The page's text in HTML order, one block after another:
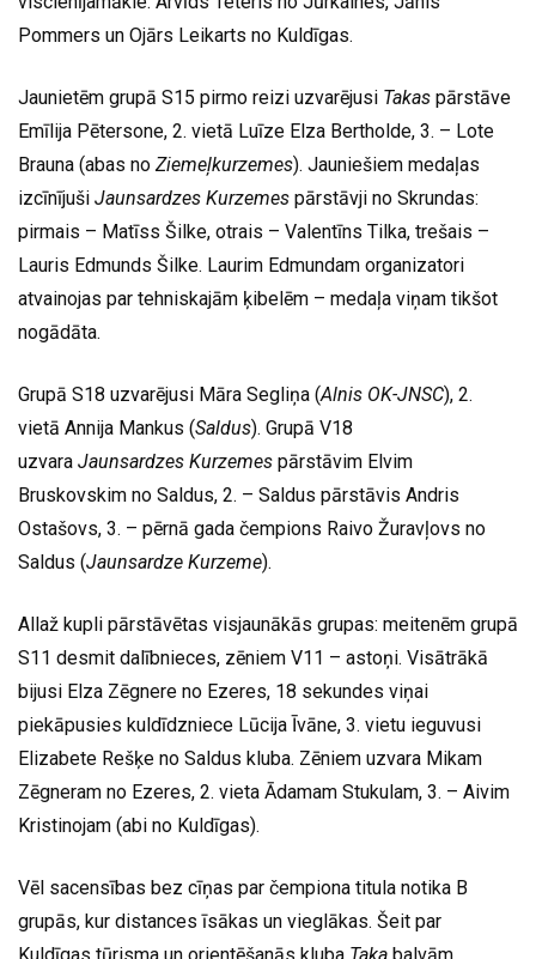
Pommers un Ojārs Leikarts no Kuldīgas.
Jaunietēm grupā S15 pirmo reizi uzvarējusi Takas pārstāve
Emīlija Pētersone, 2. vietā Luīze Elza Bertholde, 3. – Lote
Brauna (abas no Ziemeļkurzemes). Jauniešiem medaļas
izcīnījuši Jaunsardzes Kurzemes pārstāvji no Skrundas:
pirmais – Matīss Šilke, otrais – Valentīns Tilka, trešais –
Lauris Edmunds Šilke. Laurim Edmundam organizatori
atvainojas par tehniskajām ķibelēm – medaļa viņam tikšot
nogādāta.
Grupā S18 uzvarējusi Māra Segliņa (Alnis OK-JNSC), 2.
vietā Annija Mankus (Saldus). Grupā V18
uzvara Jaunsardzes Kurzemes pārstāvim Elvim
Bruskovskim no Saldus, 2. – Saldus pārstāvis Andris
Ostašovs, 3. – pērnā gada čempions Raivo Žuravļovs no
Saldus (Jaunsardze Kurzeme).
Allaž kupli pārstāvētas visjaunākās grupas: meitenēm grupā
S11 desmit dalībnieces, zēniem V11 – astoņi. Visātrākā
bijusi Elza Zēgnere no Ezeres, 18 sekundes viņai
piekāpusies kuldīdzniece Lūcija Īvāne, 3. vietu ieguvusi
Elizabete Rešķe no Saldus kluba. Zēniem uzvara Mikam
Zēgneram no Ezeres, 2. vieta Ādamam Stukulam, 3. – Aivim
Kristinojam (abi no Kuldīgas).
Vēl sacensības bez cīņas par čempiona titula notika B
grupās, kur distances īsākas un vieglākas. Šeit par
Kuldīgas tūrisma un orientēšanās kluba Taka balvām